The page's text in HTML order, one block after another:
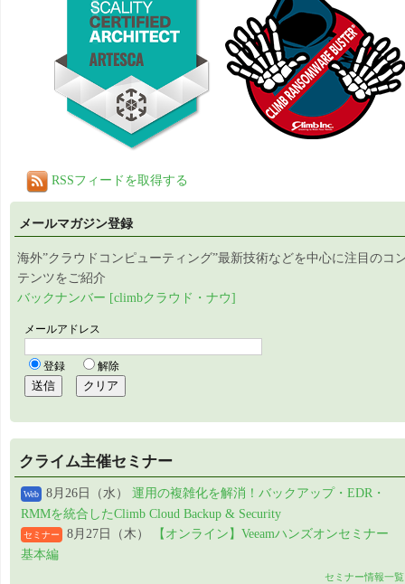
RSSフィードを取得する
メールマガジン登録
海外”クラウドコンピューティング”最新技術などを中心に注目のコ
テンツをご紹介
バックナンバー [climbクラウド・ナウ]
クライム主催セミナー
Web 8月26日（水） 運用の複雑化を解消！バックアップ・EDR・
RMMを統合したClimb Cloud Backup & Security
セミナー 8月27日（木）
【オンライン】Veeamハンズオンセミナー
基本編
セミナー情報一覧